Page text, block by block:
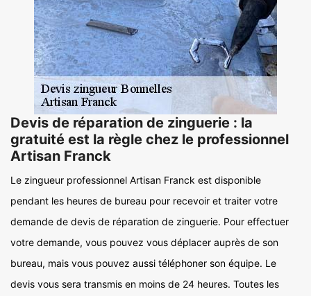
Devis de réparation de zinguerie : la
gratuité est la règle chez le professionnel
Artisan Franck
Le zingueur professionnel Artisan Franck est disponible
pendant les heures de bureau pour recevoir et traiter votre
demande de devis de réparation de zinguerie. Pour effectuer
votre demande, vous pouvez vous déplacer auprès de son
bureau, mais vous pouvez aussi téléphoner son équipe. Le
devis vous sera transmis en moins de 24 heures. Toutes les